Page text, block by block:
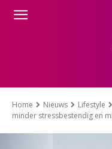
Home Nieuws Lifestyle
minder stressbestendig en